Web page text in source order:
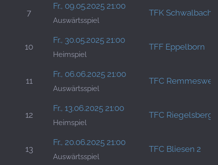
7
Fr., 09.05.2025 21:00
Auswärtsspiel
TFK Schwalbach
10
Fr., 30.05.2025 21:00
Heimspiel
TFF Eppelborn
11
Fr., 06.06.2025 21:00
Auswärtsspiel
TFC
12
Fr., 13.06.2025 21:00
Heimspiel
TFC Riegelsberg
13
Fr., 20.06.2025 21:00
Auswärtsspiel
TFC Bliesen 2